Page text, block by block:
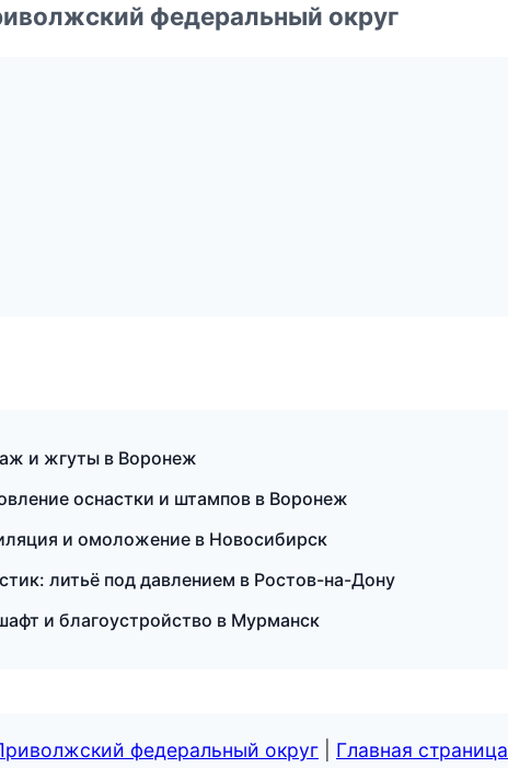
федеральный округ
и жгуты в Воронеж
оснастки и штампов в Воронеж
и омоложение в Новосибирск
литьё под давлением в Ростов-на-Дону
и благоустройство в Мурманск
федеральный округ Главная страница